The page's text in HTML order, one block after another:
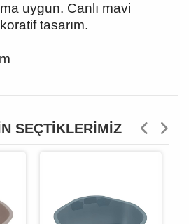
uygun. Canlı mavi
tasarım.
SEÇTIKLERIMIZ